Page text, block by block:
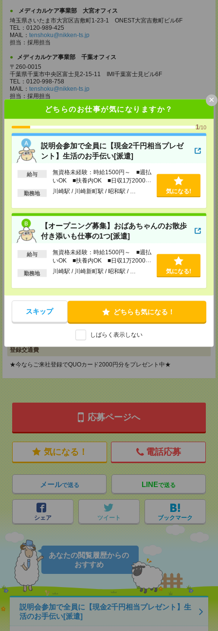
どちらのお仕事が気になりますか？
1/10
説明会参加で全員に【現金2千円相当プレゼ
ント】生活のお手伝い[派遣]
給与
無資格未経験：時給1500円～ ■週払
いOK ■扶養内OK ■日収1万2000円
以上
勤務地 川崎駅 / 川崎新町駅 / 昭和駅 / … 気になる!
【オープニング募集】おばあちゃんのお散歩
付き添いも仕事の1つ[派遣]
給与
無資格未経験：時給1500円～ ■週払
いOK ■扶養内OK ■日収1万2000円
以上
勤務地 川崎駅 / 川崎新町駅 / 昭和駅 / … 気になる!
スキップ どちらも気になる！
しばらく表示しない
×
メディカルケア事業部 大宮オフィス
埼玉県さいたま市大宮区吉敷町1-23-1 ONEST大宮吉敷町ビル6F
TEL：0120-989-425
MAIL： tenshoku@nikken-ts.jp
担当：採用担当
メディカルケア事業部 千葉オフィス
〒260-0015
千葉県千葉市中央区富士見2-15-11 IMI千葉富士見ビル6F
TEL：0120-998-758
MAIL： tenshoku@nikken-ts.jp
担当：採用担当
メディカルケア事業部 柏オフィス
千葉県柏市末広町5-19 第12関口ビル7F 705号室
TEL：0120-935-218
MAIL：tenshoku@nikken-ts.jp
担当：採用担当
メディカルケア事業部 新宿オフィス
TEL：0120-457-235
tenshoku@nikken-ts.jp
担当：採用担当
東京都立川市錦町1-12-14
TEL：0120-934-200
MAIL：tenshoku@nikken-ts.jp
担当：採用担当
メディカルケア事業部 町田オフィス
東京都町田市森野1-7-23 大樹生命町田ビル6F
TEL：0120-453-285
MAIL：tenshoku@nikken-ts.jp
メディカルケア事業部 横浜オフィス
神奈川県横浜市保土ケ谷区神戸町134 横浜ビジネスパークサウスタワー
2F B区画
TEL：0120-901-799
登録交通費
★今ならご来社登録でQUOカード2000円分をプレゼント中★
応募ページへ
気になる！ 電話応募
メールで送る LINEで送る
シェア ツイート ブックマーク
あなたの閲覧履歴からの
おすすめ
説明会参加で全員に【現金2千円相当プレゼント】生
活のお手伝い[派遣]